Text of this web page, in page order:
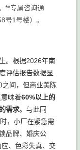
**专属咨询通
号1号楼）。
。根据2026年南
评估报告数据显
间，但商业美陈
味着60%以上的
需求。与此同
，小厂在紧急需
品牌、婚庆公
、色彩失真、交